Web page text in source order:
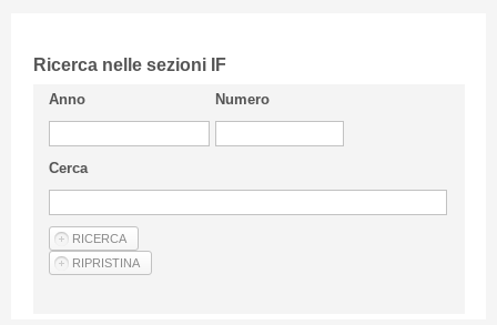
CIFI in breve
Linee Guida
Privacy Policy
Articoli
Ricerca nelle sezioni IF
Anno Numero
Cerca